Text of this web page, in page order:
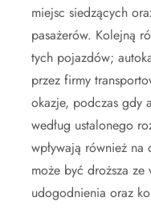
miejsc siedzących
pasażerów. Kolejną
tych pojazdów;
przez firmy
okazje, podczas gdy
według ustalonego
wpływają również
może być droższa
udogodnienia oraz